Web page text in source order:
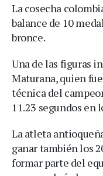
La cosecha
balance de 10
bronce.
Una de las figuras
Maturana, quien
técnica del
11.23 segundos en
La atleta
ganar también los
formar parte del